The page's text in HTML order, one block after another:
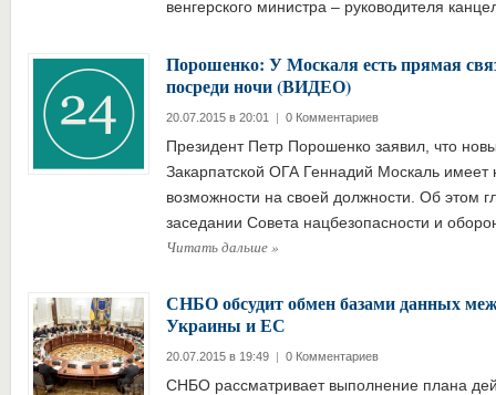
венгерского министра – руководителя
Порошенко: У Москаля есть прямая
посреди ночи (ВИДЕО)
20.07.2015 в 20:01 | 0 Комментариев
Президент Петр Порошенко заявил, что
Закарпатской ОГА Геннадий Москаль имеет
возможности на своей должности. Об этом
заседании Совета нацбезопасности и
Читать дальше»
СНБО обсудит обмен базами данных
Украины и ЕС
20.07.2015 в 19:49 | 0 Комментариев
СНБО рассматривает выполнение плана